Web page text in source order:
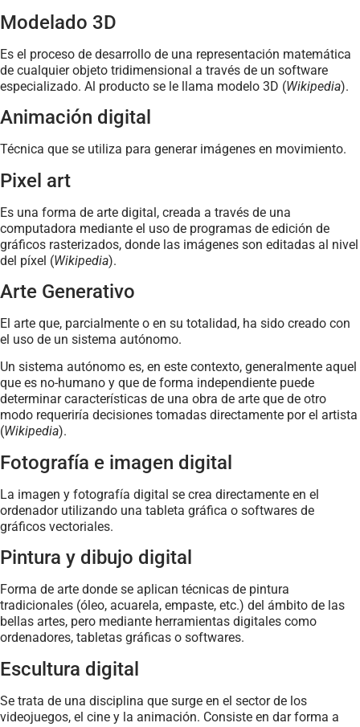
Modelado 3D
Es el proceso de desarrollo de una representación matemática
de cualquier objeto tridimensional a través de un software
especializado. Al producto se le llama modelo 3D (Wikipedia).
Animación digital
Técnica que se utiliza para generar imágenes en movimiento.
Pixel art
Es una forma de arte digital, creada a través de una
computadora mediante el uso de programas de edición de
gráficos rasterizados, donde las imágenes son editadas al nivel
del píxel (Wikipedia).
Arte Generativo
El arte que, parcialmente o en su totalidad, ha sido creado con
el uso de un sistema autónomo.
Un sistema autónomo es, en este contexto, generalmente aquel
que es no-humano y que de forma independiente puede
determinar características de una obra de arte que de otro
modo requeriría decisiones tomadas directamente por el artista
(Wikipedia).
Fotografía e imagen digital
La imagen y fotografía digital se crea directamente en el
ordenador utilizando una tableta gráfica o softwares de
gráficos vectoriales.
Pintura y dibujo digital
Forma de arte donde se aplican técnicas de pintura
tradicionales (óleo, acuarela, empaste, etc.) del ámbito de las
bellas artes, pero mediante herramientas digitales como
ordenadores, tabletas gráficas o softwares.
Escultura digital
Se trata de una disciplina que surge en el sector de los
videojuegos, el cine y la animación. Consiste en dar forma a